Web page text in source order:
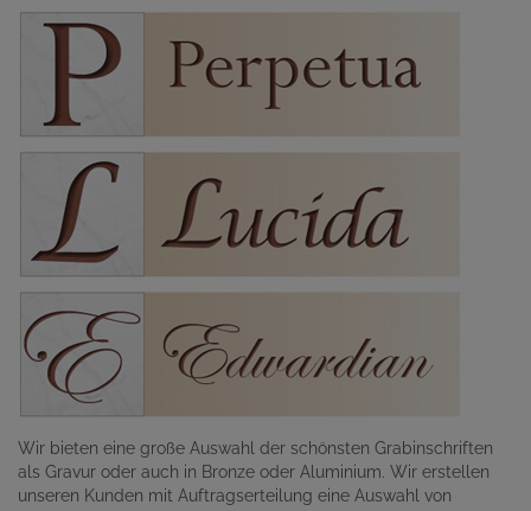
Wir bieten eine große Auswahl der schönsten Grabinschriften
als Gravur oder auch in Bronze oder Aluminium. Wir erstellen
unseren Kunden mit Auftragserteilung eine Auswahl von